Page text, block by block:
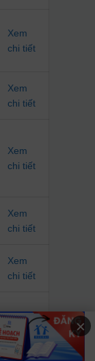
Xem
chi tiết
Xem
chi tiết
Xem
chi tiết
Xem
chi tiết
Xem
chi tiết
Xem
chi tiết
×